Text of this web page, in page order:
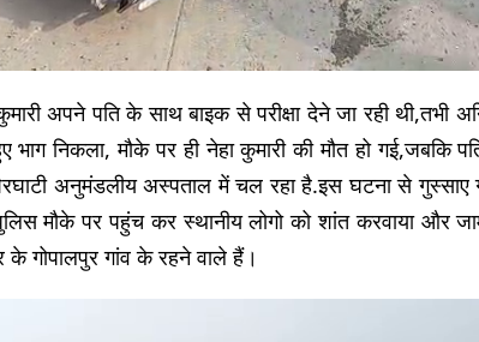
अपने पति के साथ बाइक से परीक्षा देने जा रही थी,तभी
निकला, मौके पर ही नेहा कुमारी की मौत हो गई,जबकि
अनुमंडलीय अस्पताल में चल रहा है.इस घटना से गुस्साए
मौके पर पहुंच कर स्थानीय लोगो को शांत करवाया और
के गोपालपुर गांव के रहने वाले हैं।